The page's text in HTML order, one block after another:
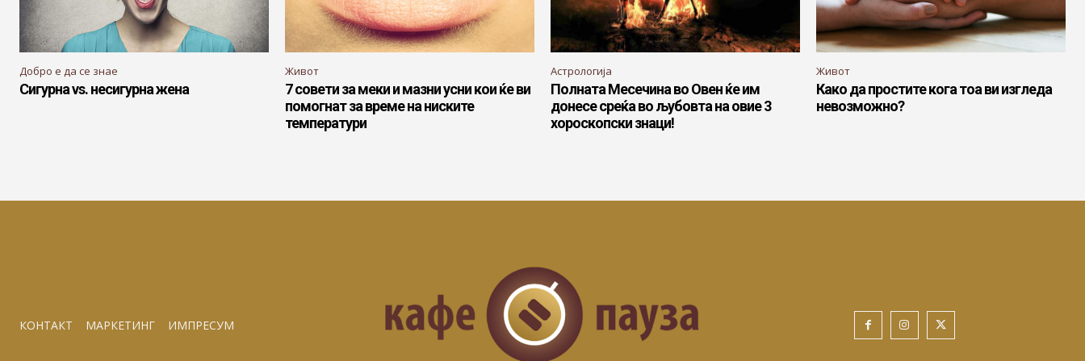
Добро е да се знае
Сигурна vs. несигурна жена
Живот
7 совети за меки и мазни усни кои ќе ви
помогнат за време на ниските
температури
Астрологија
Полната Месечина во Овен ќе им
донесе среќа во љубовта на овие 3
хороскопски знаци!
Живот
Како да простите кога тоа ви изгледа
невозможно?
КОНТАКТ МАРКЕТИНГ ИМПРЕСУМ